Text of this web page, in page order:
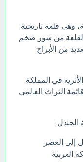
وهي قلعة تاريخية
من سور ضخم
العديد من الأبراج
في المملكة
التراث العالمي
الجندل:
إلى العصر
العربية